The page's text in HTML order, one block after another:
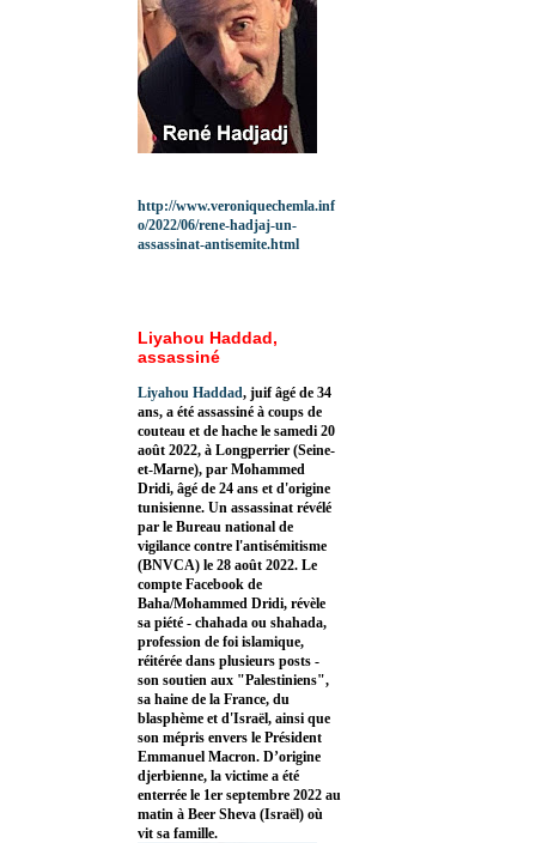
http://www.veroniquechemla.inf
o/2022/06/rene-hadjaj-un-
assassinat-antisemite.html
Liyahou Haddad,
assassiné
Liyahou Haddad, juif âgé de 34
ans, a été assassiné à coups de
couteau et de hache le samedi 20
août 2022, à Longperrier (Seine-
et-Marne), par Mohammed
Dridi, âgé de 24 ans et d'origine
tunisienne. Un assassinat révélé
par le Bureau national de
vigilance contre l'antisémitisme
(BNVCA) le 28 août 2022. Le
compte Facebook de
Baha/Mohammed Dridi, révèle
sa piété - chahada ou shahada,
profession de foi islamique,
réitérée dans plusieurs posts -
son soutien aux "Palestiniens",
sa haine de la France, du
blasphème et d'Israël, ainsi que
son mépris envers le Président
Emmanuel Macron. D’origine
djerbienne, la victime a été
enterrée le 1er septembre 2022 au
matin à Beer Sheva (Israël) où
vit sa famille.